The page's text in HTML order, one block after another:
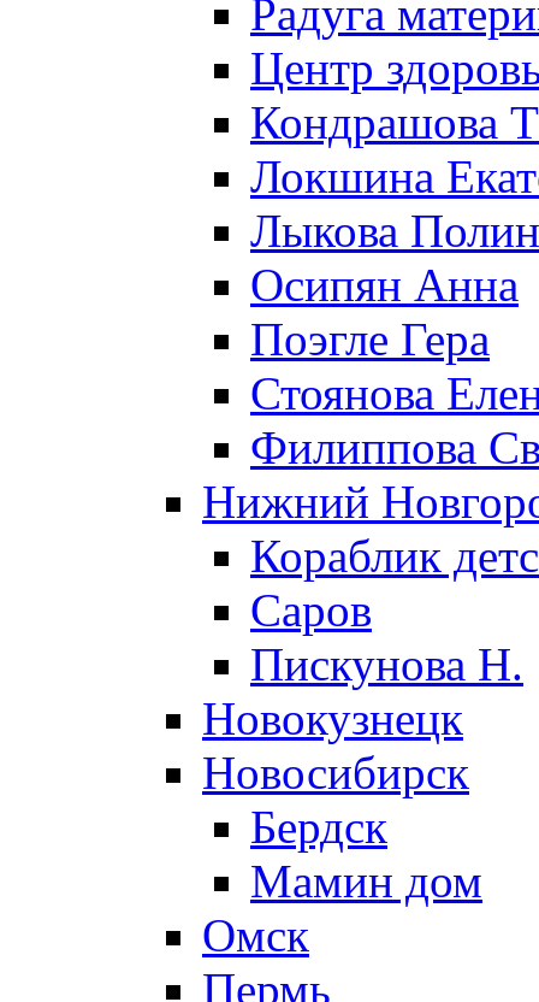
Радуга
Центр
Кондрашова
Локшина
Лыкова
Осипян Анна
Поэгле Гера
Стоянова
Филиппова
Нижний
Кораблик
Саров
Пискунова Н.
Новокузнецк
Новосибирск
Бердск
Мамин дом
Омск
Пермь